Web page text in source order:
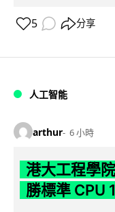
5 分享
人工智能
arthur 6 小時
港大工程學
勝標準 CPU